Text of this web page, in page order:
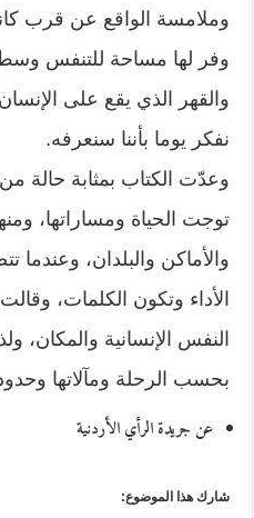
وملامسة الواقع عن قرب
وفر لها مساحة للتنفس
والقهر الذي يقع على
نفكر يوما بأننا سنعرفه.
وعدّت الكتاب بمثابة حالة
توجت الحياة ومساراتها،
والأماكن والبلدان، وعندما
الأداء وتكون الكلمات،
النفس الإنسانية والمكان،
بحسب الرحلة ومآلاتها
عن جريدة الرأي الأردنية
شارك هذا الموضوع: